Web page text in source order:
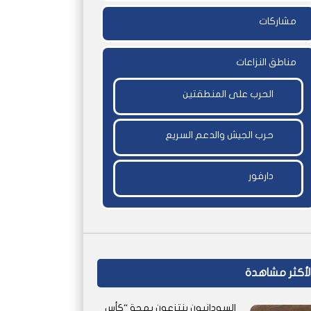
مشاركات
مناطق النزاعات
الحرب على المنطقتين
حرب الجيش والدعم السريع
دارفور
مشاهدة
السودانيون ينتزعون بهجة “كأس